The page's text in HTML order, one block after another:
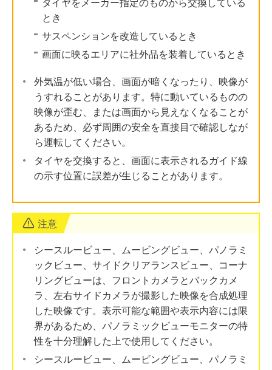
タイヤをメーカー指定のものから交換している
とき
サスペンションを改造しているとき
画面に映るエリアに社外品を装着しているとき
外気温が低い場合、画面が暗くなったり、映像が
うすれることがあります。特に動いているものの
映像が歪む、または画面から見えなくなることが
あるため、必ず周囲の安全を直接目で確認しなが
ら運転してください。
タイヤを交換すると、画面に表示されるガイド線
の示す位置に誤差が生じることがあります。
注意
シースルービュー、ムービングビュー、パノラミ
ックビュー、サイドクリアランスビュー、コーナ
リングビューは、フロントカメラとバックカメ
ラ、左右サイドカメラが撮影した映像を合成処理
した映像です。表示可能な範囲や表示内容には限
界があるため、パノラミックビューモニターの特
性を十分理解した上で使用してください。
シースルービュー、ムービングビュー、パノラミ